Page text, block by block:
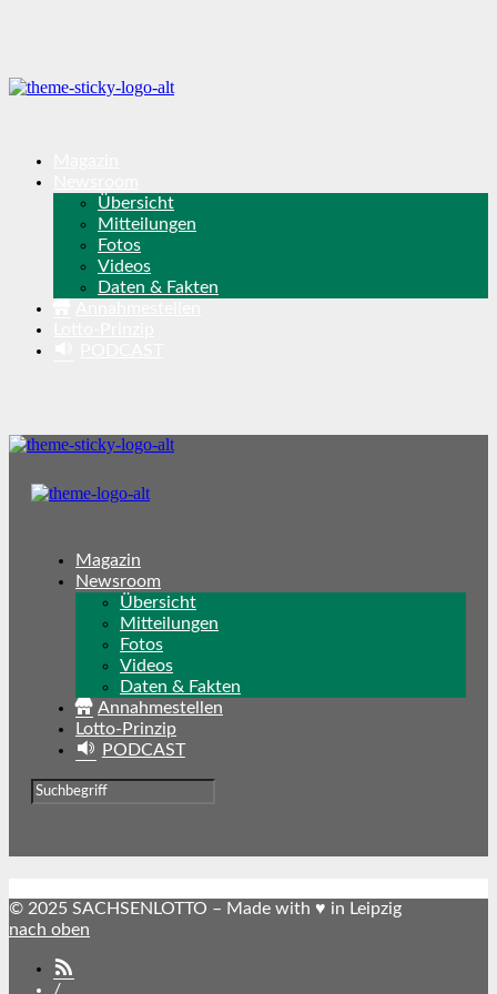
Übersicht
Mitteilungen
Fotos
Videos
Daten & Fakten
Magazin
Newsroom
Übersicht
Mitteilungen
Fotos
Videos
Daten & Fakten
Annahmestellen
Lotto-Prinzip
PODCAST
© 2025 SACHSENLOTTO – Made with ♥ in Leipzig
nach oben
/